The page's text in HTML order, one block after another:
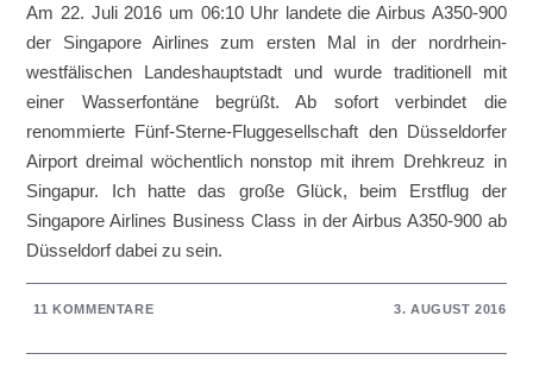
Am 22. Juli 2016 um 06:10 Uhr landete die Airbus A350-900
der Singapore Airlines zum ersten Mal in der nordrhein-
westfälischen Landeshauptstadt und wurde traditionell mit
einer Wasserfontäne begrüßt. Ab sofort verbindet die
renommierte Fünf-Sterne-Fluggesellschaft den Düsseldorfer
Airport dreimal wöchentlich nonstop mit ihrem Drehkreuz in
Singapur. Ich hatte das große Glück, beim Erstflug der
Singapore Airlines Business Class in der Airbus A350-900 ab
Düsseldorf dabei zu sein.
11 KOMMENTARE 3. AUGUST 2016